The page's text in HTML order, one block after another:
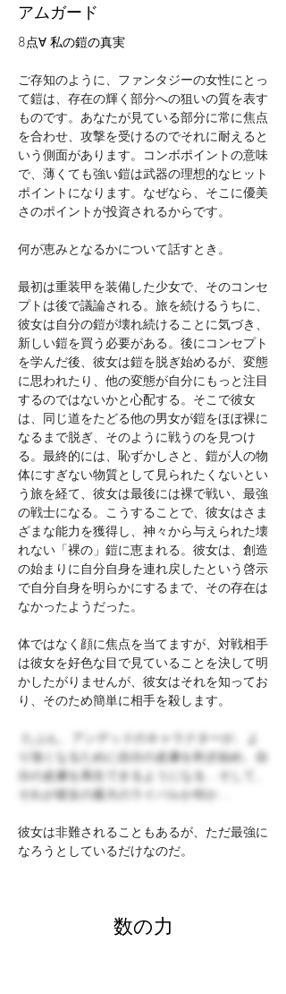
アムガード
8点∀ 私の鎧の真実
ご存知のように、ファンタジーの女性にとっ
て鎧は、存在の輝く部分への狙いの質を表す
ものです。あなたが見ている部分に常に焦点
を合わせ、攻撃を受けるのでそれに耐えると
いう側面があります。コンボポイントの意味
で、薄くても強い鎧は武器の理想的なヒット
ポイントになります。なぜなら、そこに優美
さのポイントが投資されるからです。
何が恵みとなるかについて話すとき。
最初は重装甲を装備した少女で、そのコンセ
プトは後で議論される。旅を続けるうちに、
彼女は自分の鎧が壊れ続けることに気づき、
新しい鎧を買う必要がある。後にコンセプト
を学んだ後、彼女は鎧を脱ぎ始めるが、変態
に思われたり、他の変態が自分にもっと注目
するのではないかと心配する。そこで彼女
は、同じ道をたどる他の男女が鎧をほぼ裸に
なるまで脱ぎ、そのように戦うのを見つけ
る。最終的には、恥ずかしさと、鎧が人の物
体にすぎない物質として見られたくないとい
う旅を経て、彼女は最後には裸で戦い、最強
の戦士になる。こうすることで、彼女はさま
ざまな能力を獲得し、神々から与えられた壊
れない「裸の」鎧に恵まれる。彼女は、創造
の始まりに自分自身を連れ戻したという啓示
で自分自身を明らかにするまで、その存在は
なかったようだった。
体ではなく顔に焦点を当てますが、対戦相手
は彼女を好色な目で見ていることを決して明
かしたがりませんが、彼女はそれを知ってお
り、そのため簡単に相手を殺します。
たぶん、アンデッドのキャラクターが、よ
り強くなるために自分の皮膚を剥ぎ始め、自
分の皮膚を再生できるようになる…そして、
それが彼女の最大のライバルか何か…
彼女は非難されることもあるが、ただ最強に
なろうとしているだけなのだ。
数の力